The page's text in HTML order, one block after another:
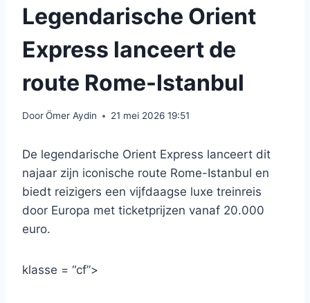
Legendarische Orient
Express lanceert de
route Rome-Istanbul
DoorÖmer Aydin 21 mei 2026 19:51
De legendarische Orient Express lanceert dit
najaar zijn iconische route Rome-Istanbul en
biedt reizigers een vijfdaagse luxe treinreis
door Europa met ticketprijzen vanaf 20.000
euro.
klasse = “cf”>